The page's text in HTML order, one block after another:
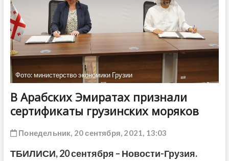
Фото: министерство экономики Грузии
В Арабских Эмиратах признали
сертификаты грузинских моряков
Понедельник, 20 сентября, 2021, 13:03
ТБИЛИСИ,20 сентября – Новости-Грузия.